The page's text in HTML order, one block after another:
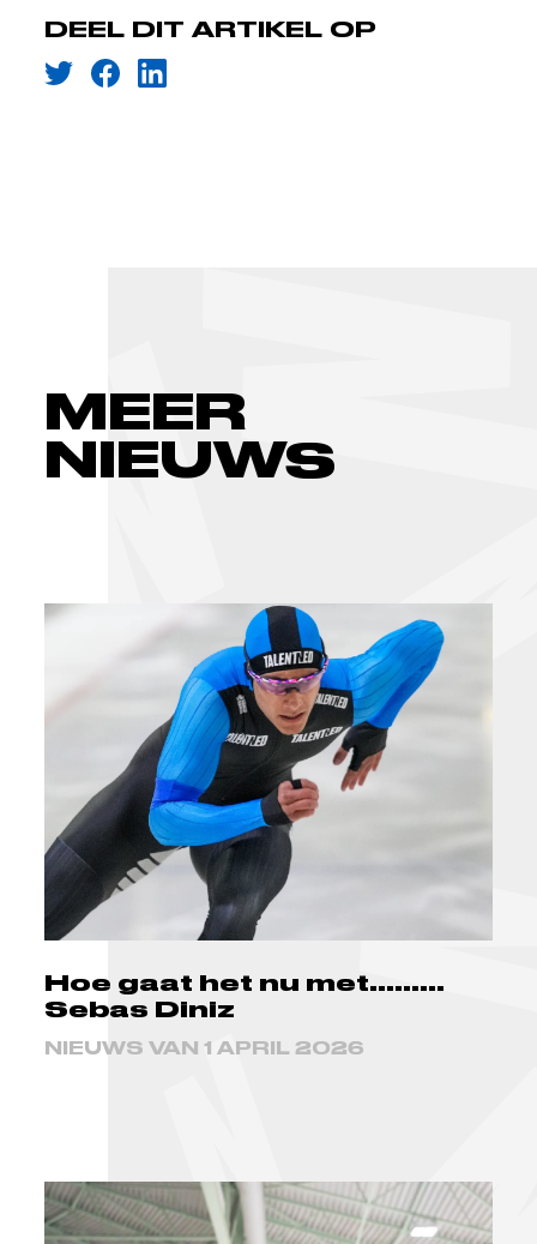
DEEL DIT ARTIKEL OP
MEER
NIEUWS
Hoe gaat het nu met.........
Sebas Diniz
NIEUWS VAN 1 APRIL 2026